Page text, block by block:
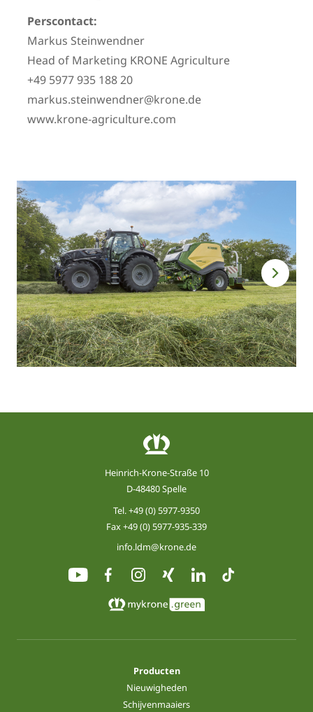
Perscontact:
Markus Steinwendner
Head of Marketing KRONE Agriculture
+49 5977 935 188 20
markus.steinwendner@krone.de
www.krone-agriculture.com
Heinrich-Krone-Straße 10
D-48480 Spelle
Tel.+49 (0) 5977-9350
Fax +49 (0) 5977-935-339
info.ldm@krone.de
Producten
Nieuwigheden
Schijvenmaaiers